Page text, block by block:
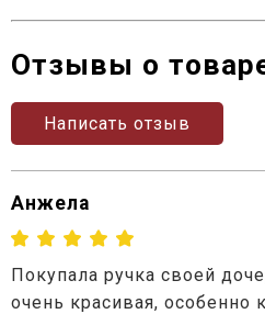
Отзывы о
Написать отзыв
Анжела
Покупала ручка своей
очень красивая, особенно